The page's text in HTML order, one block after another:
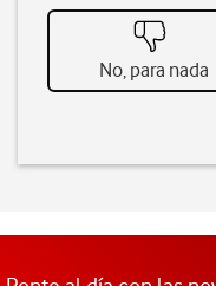
No, para nada